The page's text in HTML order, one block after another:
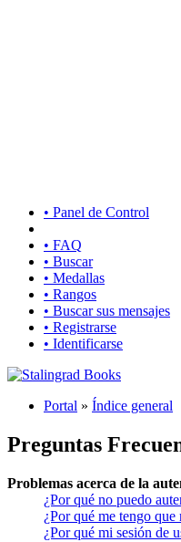
• Panel de Control
• FAQ
• Buscar
• Medallas
• Rangos
• Buscar sus mensajes
• Registrarse
• Identificarse
Portal » Índice general
Preguntas
Problemas acerca de la
¿Por qué no puedo
¿Por qué me tengo que
¿Por qué mi sesión de